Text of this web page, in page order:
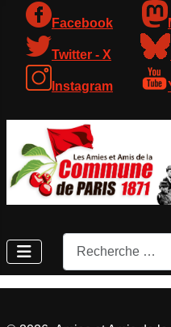
Facebook
Twitter - X
Instagram
Rechercher